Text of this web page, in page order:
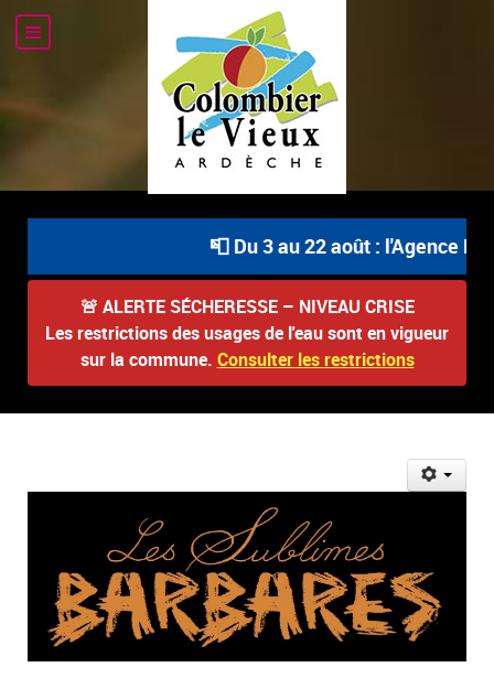
📮 Du 3 au 22 août : l'Agence
🚨 ALERTE SÉCHERESSE – NIVEAU CRISE
Les restrictions des usages de l'eau sont en vigueur
sur la commune. Consulter les restrictions